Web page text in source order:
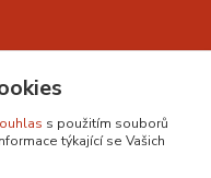
s použitím souborů
týkající se Vašich